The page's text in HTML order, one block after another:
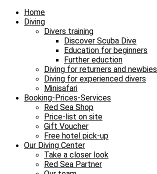
Home
Diving
Divers training
Discover Scuba Dive
Education for beginners
Further eduction
Diving for returners and newbies
Diving for experienced divers
Minisafari
Booking-Prices-Services
Red Sea Shop
Price-list on site
Gift Voucher
Free hotel pick-up
Our Diving Center
Take a closer look
Red Sea Partner